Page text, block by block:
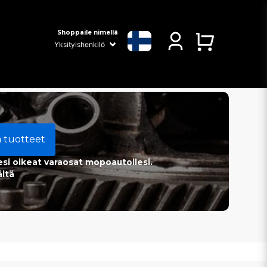
Shoppaile nimellä
tuotteet
oikeat varaosat mopoautollesi.